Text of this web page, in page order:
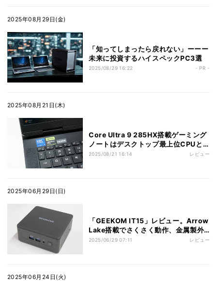
2025年08月29日(金)
「知ってしまったら戻れない」ーーー
未来に投資するハイスペックPC3選
2025/08/29 16:22 - PR -
2025年08月21日(木)
Core Ultra 9 285HX搭載ゲーミング
ノートはデスクトップ最上位CPUと
肩を並べるモンスター性能だった
2025/08/21 16:14 レビュー
2025年06月29日(日)
「GEEKOM IT15」レビュー。Arrow
Lake搭載でさくさく動作、金属製外
装も素敵
2025/06/29 07:11 レビュー
2025年06月24日(火)